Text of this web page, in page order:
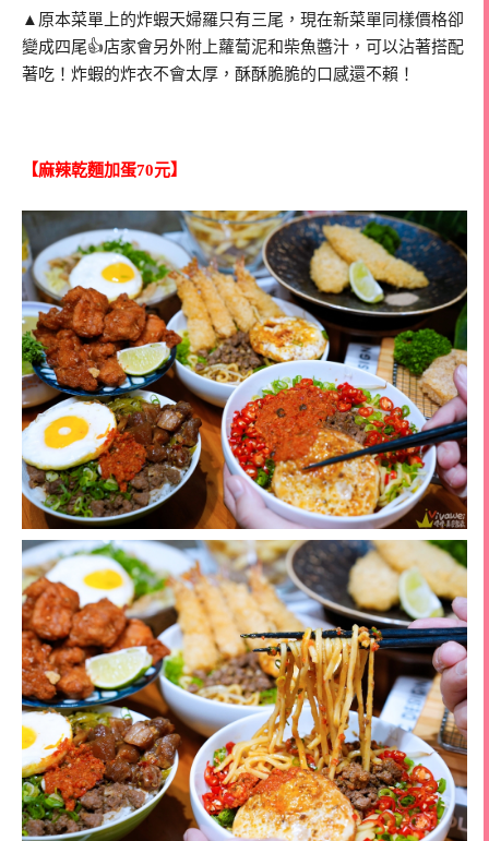
▲原本菜單上的炸蝦天婦羅只有三尾，現在新菜單同樣價格卻
變成四尾👍店家會另外附上蘿蔔泥和柴魚醬汁，可以沾著搭配
著吃！炸蝦的炸衣不會太厚，酥酥脆脆的口感還不賴！
【麻辣乾麵加蛋70元】